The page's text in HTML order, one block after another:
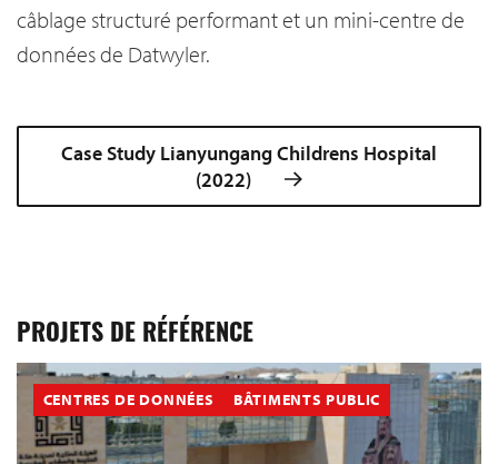
câblage structuré performant et un mini-centre de
données de Datwyler.
Case Study Lianyungang Childrens Hospital
(2022)
PROJETS DE RÉFÉRENCE
CENTRES DE DONNÉES BÂTIMENTS PUBLIC